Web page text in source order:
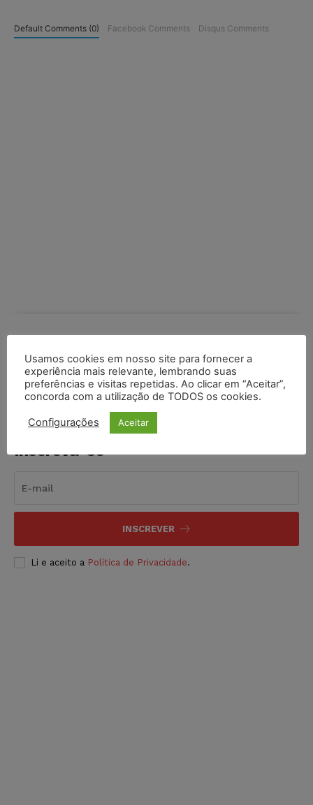
Default Comments (0) Facebook Comments Disqus Comments
Inscreva-se
INSCREVER
Li e aceito a Política de Privacidade.
Usamos cookies em nosso site para fornecer a
experiência mais relevante, lembrando suas
preferências e visitas repetidas. Ao clicar em “Aceitar”,
concorda com a utilização de TODOS os cookies.
Configurações Aceitar